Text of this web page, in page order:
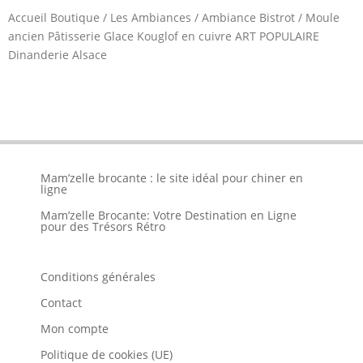
Accueil Boutique / Les Ambiances / Ambiance Bistrot / Moule
ancien Pâtisserie Glace Kouglof en cuivre ART POPULAIRE
Dinanderie Alsace
Mam’zelle brocante : le site idéal pour chiner en
ligne
Mam’zelle Brocante: Votre Destination en Ligne
pour des Trésors Rétro
Conditions générales
Contact
Mon compte
Politique de cookies (UE)